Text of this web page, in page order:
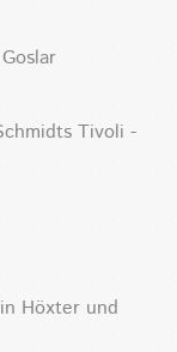
Tivoli -
Höxter und